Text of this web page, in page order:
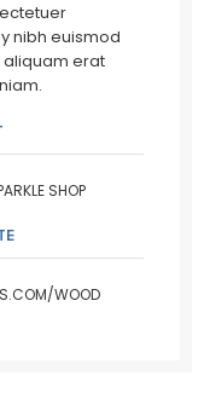
nibh euismod
erat
SHOP
WOOD